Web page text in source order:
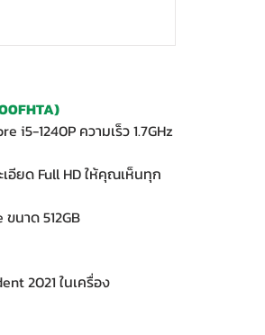
i5-1240P ความเร็ว 1.7GHz
อียด Full HD ให้คุณเห็นทุก
ขนาด 512GB
2021 ในเครื่อง